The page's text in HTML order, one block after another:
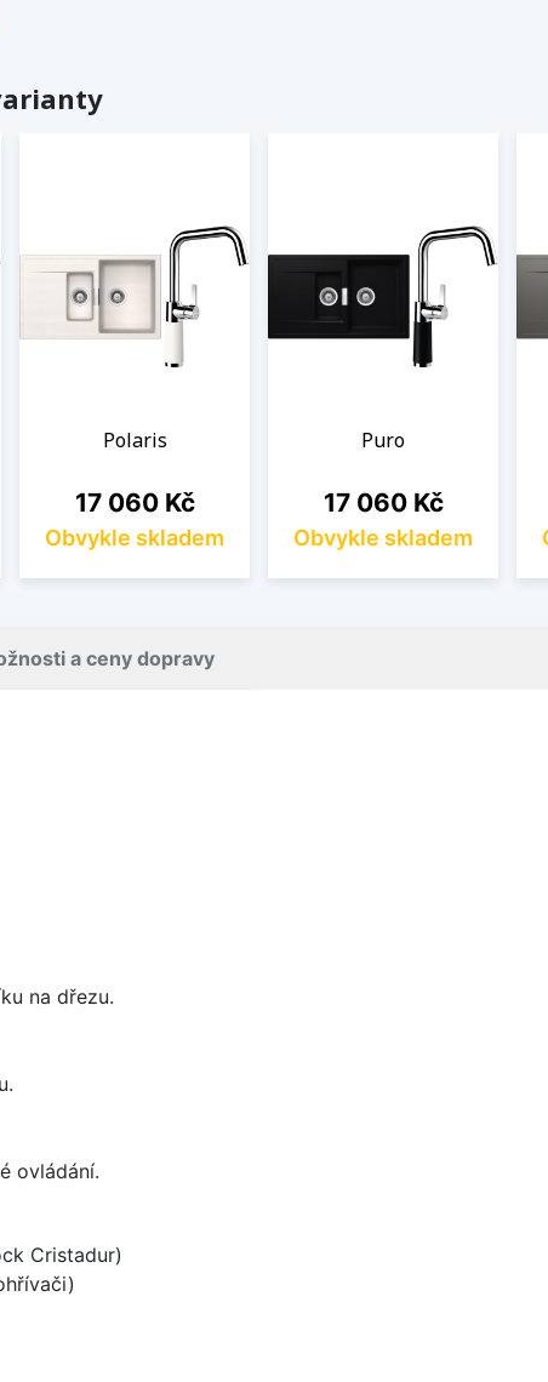
Polaris
Cena
17 060 Kč
Obvykle skladem
Puro
Cena
17 060 Kč
Obvykle skladem
a ceny dopravy
na dřezu.
ovládání.
Cristadur)